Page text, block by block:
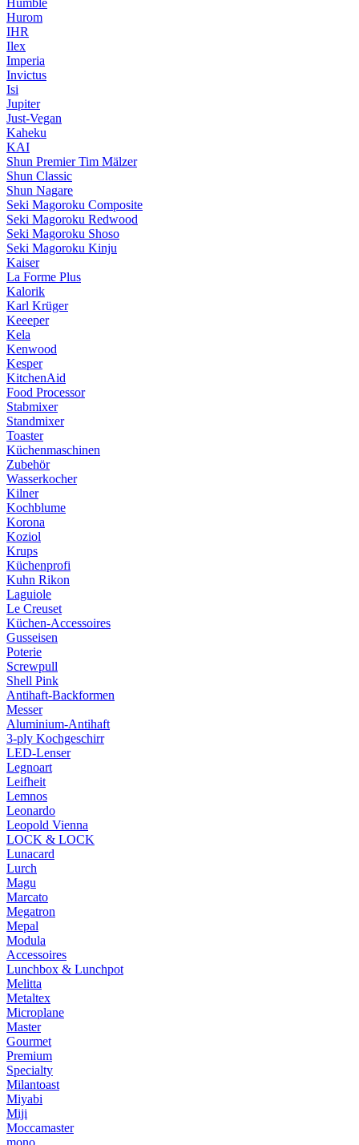
Humble
Hurom
IHR
Ilex
Imperia
Invictus
Isi
Jupiter
Just-Vegan
Kaheku
KAI
Shun Premier Tim Mälzer
Shun Classic
Shun Nagare
Seki Magoroku Composite
Seki Magoroku Redwood
Seki Magoroku Shoso
Seki Magoroku Kinju
Kaiser
La Forme Plus
Kalorik
Karl Krüger
Keeeper
Kela
Kenwood
Kesper
KitchenAid
Food Processor
Stabmixer
Standmixer
Toaster
Küchenmaschinen
Zubehör
Wasserkocher
Kilner
Kochblume
Korona
Koziol
Krups
Küchenprofi
Kuhn Rikon
Laguiole
Le Creuset
Küchen-Accessoires
Gusseisen
Poterie
Screwpull
Shell Pink
Antihaft-Backformen
Messer
Aluminium-Antihaft
3-ply Kochgeschirr
LED-Lenser
Legnoart
Leifheit
Lemnos
Leonardo
Leopold Vienna
LOCK & LOCK
Lunacard
Lurch
Magu
Marcato
Megatron
Mepal
Modula
Accessoires
Lunchbox & Lunchpot
Melitta
Metaltex
Microplane
Master
Gourmet
Premium
Specialty
Milantoast
Miyabi
Miji
Moccamaster
mono